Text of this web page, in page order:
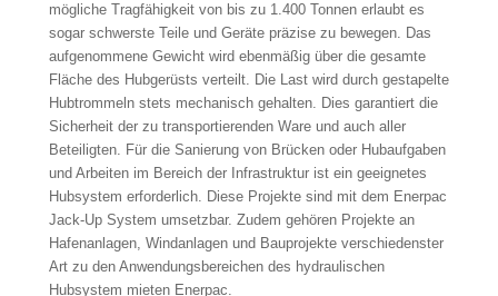
mögliche Tragfähigkeit von bis zu 1.400 Tonnen erlaubt es
sogar schwerste Teile und Geräte präzise zu bewegen. Das
aufgenommene Gewicht wird ebenmäßig über die gesamte
Fläche des Hubgerüsts verteilt. Die Last wird durch gestapelte
Hubtrommeln stets mechanisch gehalten. Dies garantiert die
Sicherheit der zu transportierenden Ware und auch aller
Beteiligten. Für die Sanierung von Brücken oder Hubaufgaben
und Arbeiten im Bereich der Infrastruktur ist ein geeignetes
Hubsystem erforderlich. Diese Projekte sind mit dem Enerpac
Jack-Up System umsetzbar. Zudem gehören Projekte an
Hafenanlagen, Windanlagen und Bauprojekte verschiedenster
Art zu den Anwendungsbereichen des hydraulischen
Hubsystem mieten Enerpac.